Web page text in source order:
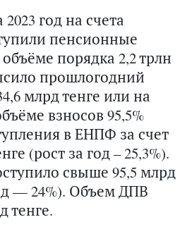
год на счета
пенсионные
порядка 2,2 трлн
прошлогодний
млрд тенге или на
взносов 95,5%
в ЕНПФ за счет
(рост за год – 25,3%).
свыше 95,5 млрд
— 24%). Объем ДПВ
тенге.